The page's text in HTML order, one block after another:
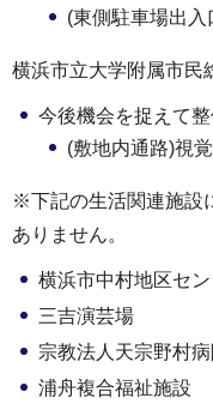
(東側駐車場出
横浜市立大学附属市民
今後機会を捉えて
(敷地内通路)視
※下記の生活関連施設
ありません。
横浜市中村地区セ
三吉演芸場
宗教法人天宗野村病
浦舟複合福祉施設